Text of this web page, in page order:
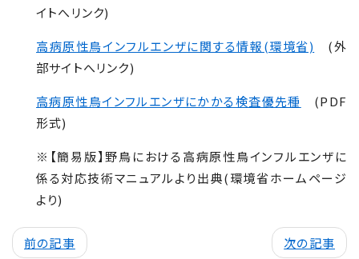
イトへリンク)
高病原性鳥インフルエンザに関する情報(環境省)
(外
部サイトへリンク)
高病原性鳥インフルエンザにかかる検査優先種
(PDF
形式)
※【簡易版】野鳥における高病原性鳥インフルエンザに
係る対応技術マニュアルより出典(環境省ホームページ
より)
前の記事 次の記事